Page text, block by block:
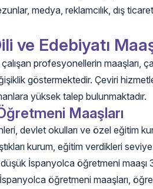
medya, reklamcılık, dış
ve Edebiyatı
profesyonellerin maaşları,
göstermektedir. Çeviri
yüksek talep bulunmaktadır.
Maaşları
devlet okulları ve özel eğitim
kurum, eğitim verdikleri
düşük İspanyolca öğretmeni
öğretmeni maaşları,